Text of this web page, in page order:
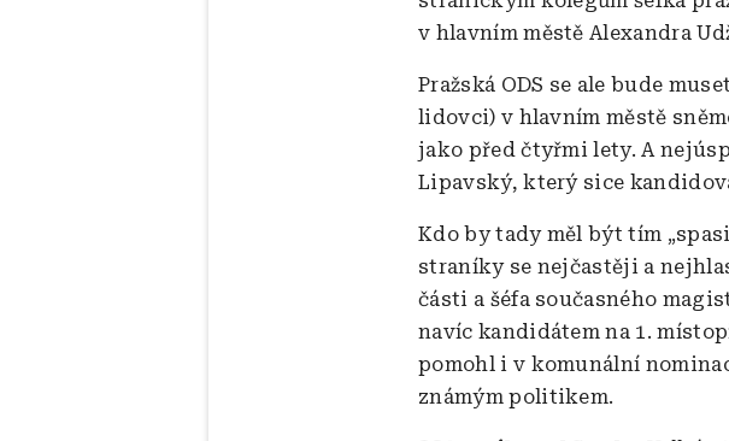
v hlavním městě Alexandra
Pražská ODS se ale bude
lidovci) v hlavním městě
jako před čtyřmi lety. A
Lipavský, který sice
Kdo by tady měl být tím
straníky se nejčastěji a
části a šéfa současného
navíc kandidátem na 1.
pomohl i v komunální
známým politikem.